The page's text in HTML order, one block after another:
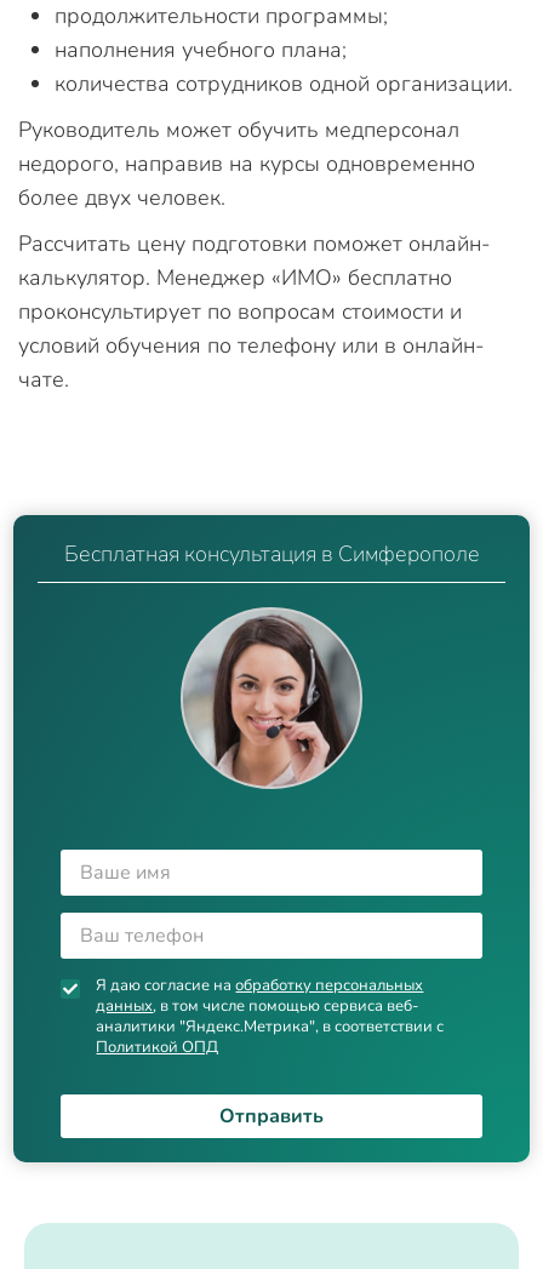
продолжительности программы;
наполнения учебного плана;
количества сотрудников одной организации.
Руководитель может обучить медперсонал
недорого, направив на курсы одновременно
более двух человек.
Рассчитать цену подготовки поможет онлайн-
калькулятор. Менеджер «ИМО» бесплатно
проконсультирует по вопросам стоимости и
условий обучения по телефону или в онлайн-
чате.
Бесплатная консультация в Симферополе
Я даю согласие наобработку персональных
данных, в том числе помощью сервиса веб-
аналитики "Яндекс.Метрика", в соответствии с
Политикой ОПД
Отправить